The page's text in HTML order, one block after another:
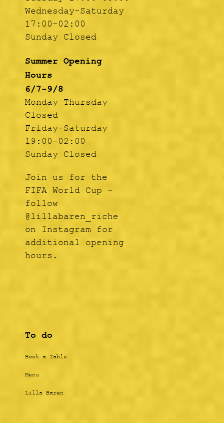
Wednesday-Saturday
17:00-02:00
Sunday Closed
Summer Opening
Hours
6/7-9/8
Monday-Thursday
Closed
Friday-Saturday
19:00-02:00
Sunday Closed
Join us for the
FIFA World Cup -
follow
@lillabaren_riche
on Instagram for
additional opening
hours.
To do
Book a Table
Menu
Lilla Baren